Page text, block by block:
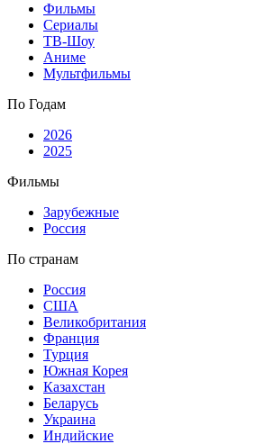
Фильмы
Сериалы
ТВ-Шоу
Аниме
Мультфильмы
По Годам
2026
2025
Фильмы
Зарубежные
Россия
По странам
Россия
США
Великобритания
Франция
Турция
Южная Корея
Казахстан
Беларусь
Украина
Индийские